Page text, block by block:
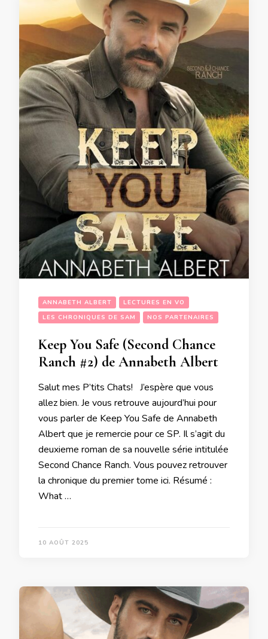
ANNABETH ALBERT
LECTURES EN VO
LES CHRONIQUES DE SAM
NOS PARTENAIRES
Keep You Safe (Second Chance
Ranch #2) de Annabeth Albert
Salut mes P’tits Chats! J’espère que vous
allez bien. Je vous retrouve aujourd’hui pour
vous parler de Keep You Safe de Annabeth
Albert que je remercie pour ce SP. Il s’agit du
deuxieme roman de sa nouvelle série intitulée
Second Chance Ranch. Vous pouvez retrouver
la chronique du premier tome ici. Résumé :
What …
10 AOÛT 2025